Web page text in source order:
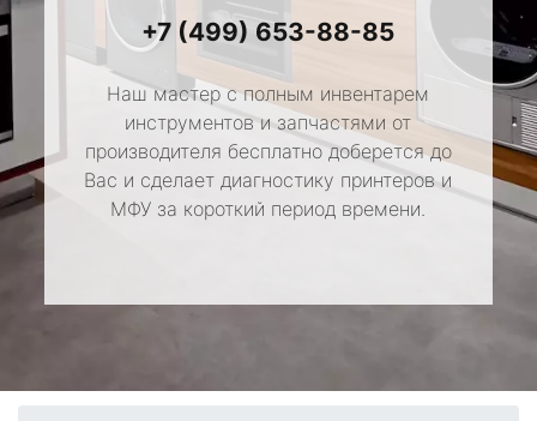
+7 (499) 653-88-85
Наш мастер с полным инвентарем
инструментов и запчастями от
производителя бесплатно доберется до
Вас и сделает диагностику принтеров и
МФУ за короткий период времени.